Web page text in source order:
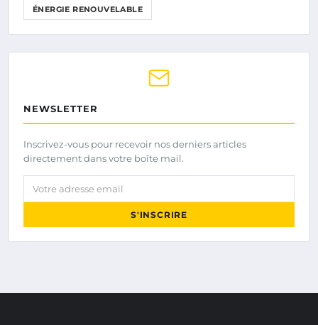
ÉNERGIE RENOUVELABLE
NEWSLETTER
Inscrivez-vous pour recevoir nos derniers articles
directement dans votre boîte mail.
Votre adresse email
S'INSCRIRE